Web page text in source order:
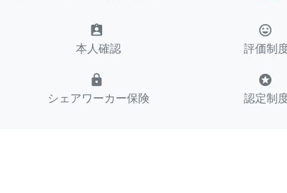
assignment_ind
本人確認
tag_faces
評価制
lock
シェアワーカー保険
stars
認定制